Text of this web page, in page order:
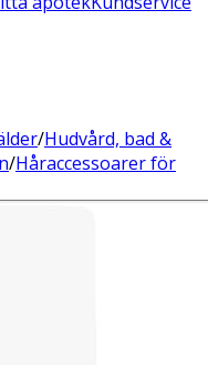
/Hudvård, bad &
/Håraccessoarer för